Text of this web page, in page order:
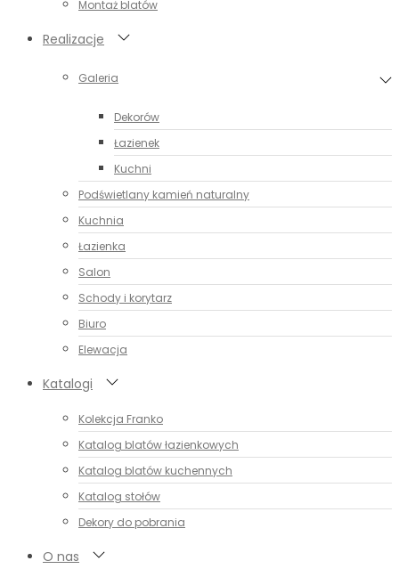
Montaż blatów
Realizacje
Galeria
Dekorów
Łazienek
Kuchni
Podświetlany kamień naturalny
Kuchnia
Łazienka
Salon
Schody i korytarz
Biuro
Elewacja
Katalogi
Kolekcja Franko
Katalog blatów łazienkowych
Katalog blatów kuchennych
Katalog stołów
Dekory do pobrania
O nas